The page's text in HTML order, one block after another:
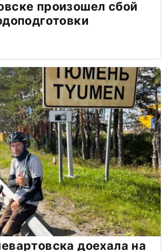
произошел сбой
доехала на